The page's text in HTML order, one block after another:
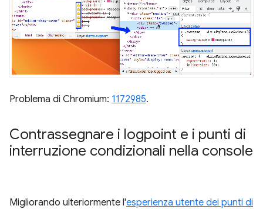
Problema di Chromium: 1172985.
Contrassegnare i logpoint e i punti di
interruzione condizionali nella console
Migliorando ulteriormente l'esperienza utente dei punti di